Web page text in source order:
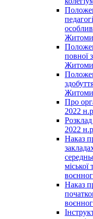
повної
Про
2022
2022
Наказ
міської
Наказ